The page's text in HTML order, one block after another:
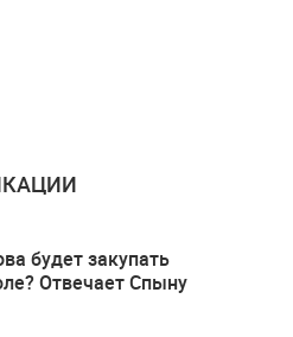
будет закупать
Отвечает Спыну